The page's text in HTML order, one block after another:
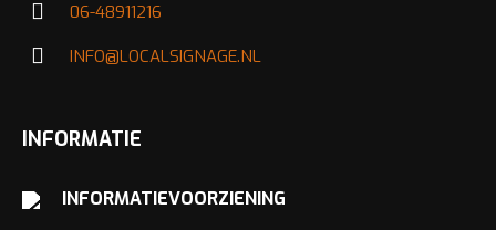
06-48911216
INFO@LOCALSIGNAGE.NL
INFORMATIE
INFORMATIEVOORZIENING